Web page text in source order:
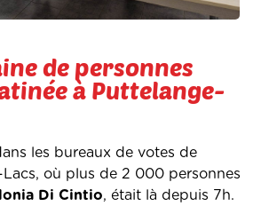
de personnes
à Puttelange-
les bureaux de votes de
où plus de 2 000 personnes
Di Cintio, était là depuis 7h.